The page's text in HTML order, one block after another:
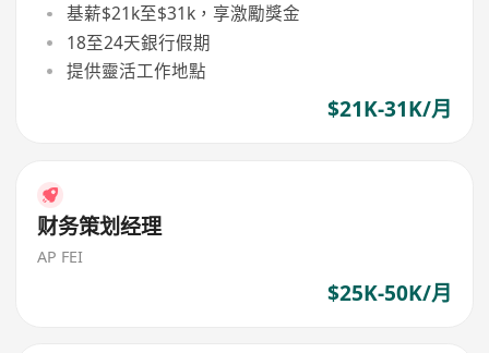
基薪$21k至$31k，享激勵獎金
18至24天銀行假期
提供靈活工作地點
$21K-31K/月
财务策划经理
AP FEI
$25K-50K/月